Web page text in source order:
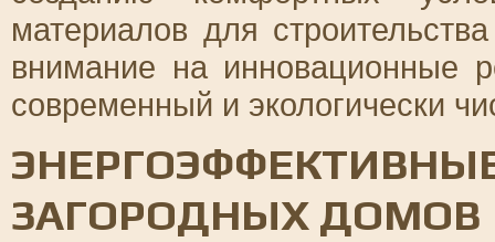
материалов для
внимание на инновационные
современный и экологически
ЗАГОРОДНЫХ ДОМОВ